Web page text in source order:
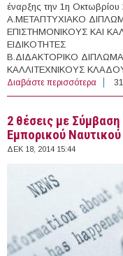
έναρξης την 1η
A.ΜΕΤΑΠΤΥΧΙΑΚΟ
ΕΠΙΣΤΗΜΟΝΙΚΟΥΣ ΚΑΙ
ΕΙΔΙΚΟΤΗΤΕΣ
Β.ΔΙΔΑΚΤΟΡΙΚΟ
ΚΑΛΛΙΤΕΧΝΙΚΟΥΣ
Διαβάστε περισσότερα για
2 θέσεις με
Εμπορικού
ΔΕΚ 18, 2014 15:44